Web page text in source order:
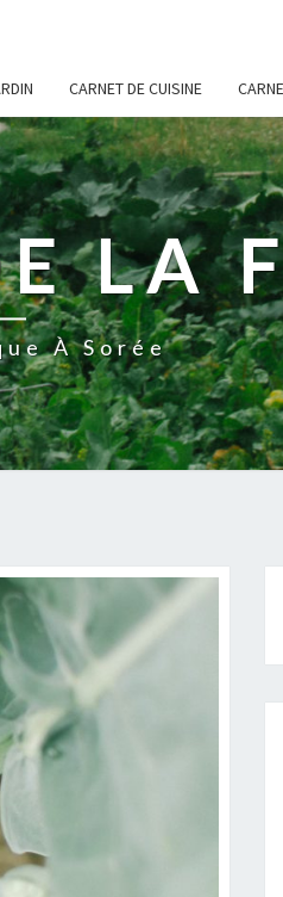
CARNET DE CUISINE
LA
À Sorée